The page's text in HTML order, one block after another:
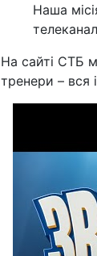
Наша
На сайті СТБ
тренери – вся